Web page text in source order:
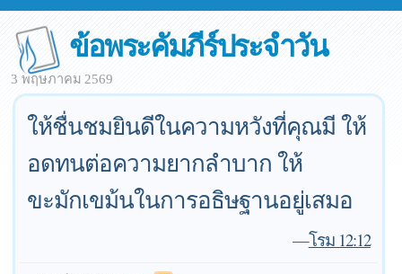
ข้อพระคัมภีร์ประจำวัน
3 พฤษภาคม 2569
ให้ชื่นชมยินดีในความหวังที่คุณมี ให้
อดทนต่อความยากลำบาก ให้
ขะมักเขม้นในการอธิษฐานอยู่เสมอ
—โรม 12:12